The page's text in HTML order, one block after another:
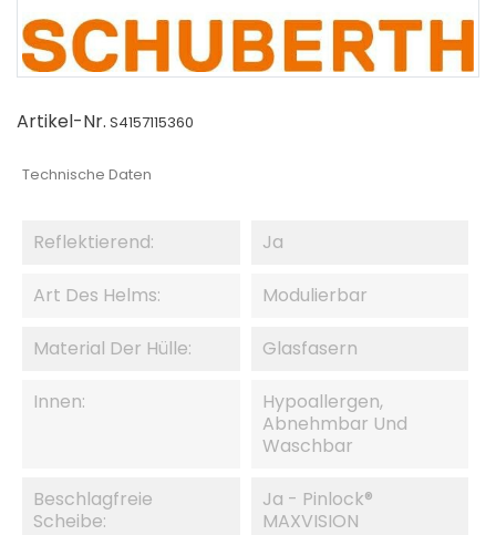
Artikel-Nr. S4157115360
Technische Daten
Reflektierend: Ja
Art Des Helms: Modulierbar
Material Der Hülle: Glasfasern
Innen:
Hypoallergen,
Abnehmbar Und
Waschbar
Beschlagfreie
Scheibe:
Ja - Pinlock®
MAXVISION